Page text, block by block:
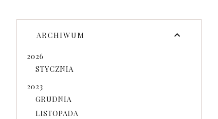
ARCHIWUM
2026
STYCZNIA
2023
GRUDNIA
LISTOPADA